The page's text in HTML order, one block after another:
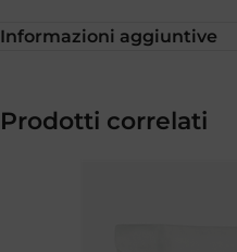
Informazioni aggiuntive
Prodotti correlati